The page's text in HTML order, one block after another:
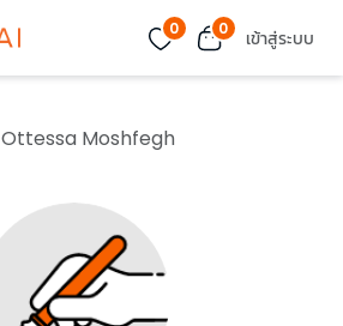
0 0 เข้าสู่ระบบ
Ottessa Moshfegh